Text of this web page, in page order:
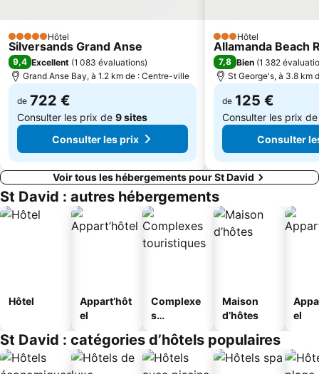
5 ÉtoilesHôtel
Silversands Grand Anse
9,4 Excellent (1 083 évaluations)
Grand Anse Bay, à 1.2 km de : Centre-ville
de 722 €
Consulter les prix de 9 sites
Consulter les prix
3 Étoiles
Hôtel
Allamanda Beach
7,8 Bien (1 382
St George's, à 3.8 km
de 125 €
Consulter les prix
Consulter
Voir tous les hébergements pour St David
St David : autres hébergements
Hôtel
Appart’hôt
el
Complexe
s
s
Maison
d’hôtes
el
St David : catégories d’hôtels populaires